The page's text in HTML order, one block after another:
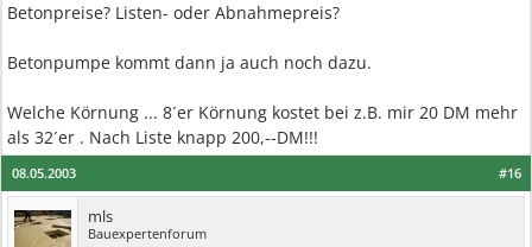
Betonpreise? Listen- oder Abnahmepreis?
Betonpumpe kommt dann ja auch noch dazu.
Welche Körnung ... 8´er Körnung kostet bei z.B. mir 20 DM mehr
als 32´er . Nach Liste knapp 200,--DM!!!
#16
08.05.2003
mls
Bauexpertenforum